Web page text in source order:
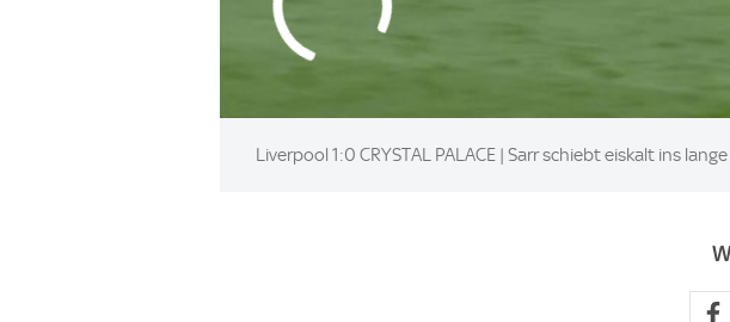
Liverpool 1:0 CRYSTAL PALACE | Sarr schiebt eiskalt ins